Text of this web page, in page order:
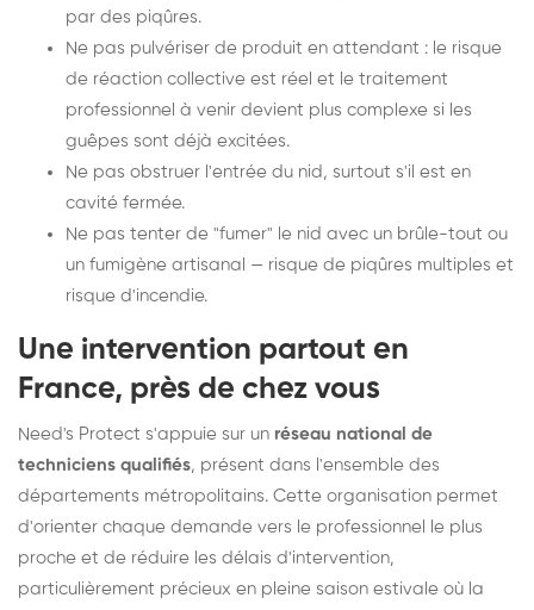
par des piqûres.
Ne pas pulvériser de produit en attendant : le risque
de réaction collective est réel et le traitement
professionnel à venir devient plus complexe si les
guêpes sont déjà excitées.
Ne pas obstruer l'entrée du nid, surtout s'il est en
cavité fermée.
Ne pas tenter de "fumer" le nid avec un brûle-tout ou
un fumigène artisanal — risque de piqûres multiples et
risque d'incendie.
Une intervention partout en
France, près de chez vous
Need's Protect s'appuie sur un réseau national de
techniciens qualifiés, présent dans l'ensemble des
départements métropolitains. Cette organisation permet
d'orienter chaque demande vers le professionnel le plus
proche et de réduire les délais d'intervention,
particulièrement précieux en pleine saison estivale où la